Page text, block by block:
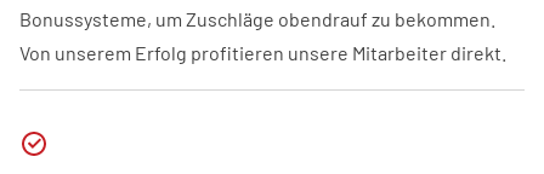
Bonussysteme, um Zuschläge obendrauf zu bekommen.
Von unserem Erfolg profitieren unsere Mitarbeiter direkt.